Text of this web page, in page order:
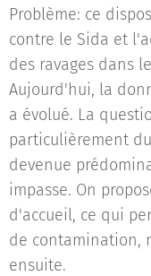
Problème: ce
contre le Sida et
des ravages dans
Aujourd'hui, la
a évolué. La
particulièrement
devenue
impasse. On
d'accueil, ce qui
de contamination,
ensuite.